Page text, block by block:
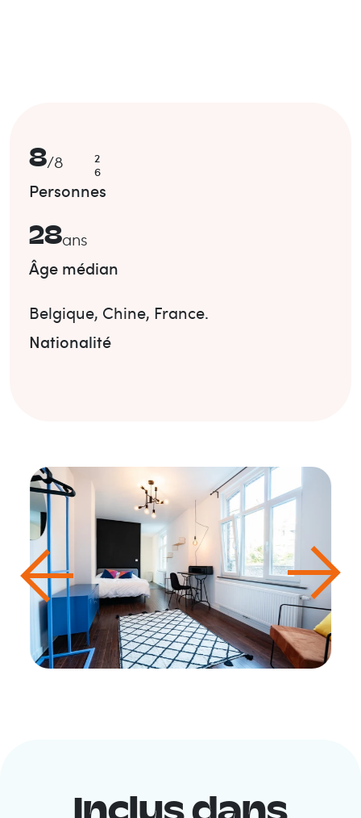
8/8
2
6
Personnes
28ans
Âge médian
Belgique, Chine, France.
Nationalité